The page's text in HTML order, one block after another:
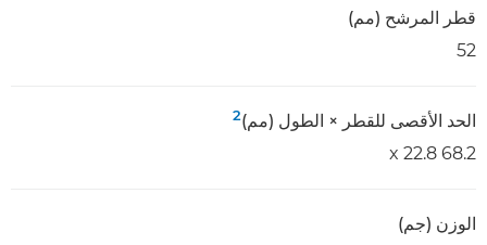
قطر المرشح (مم)
52
الحد الأقصى للقطر × الطول (مم)2
68.2 x 22.8
الوزن (جم)